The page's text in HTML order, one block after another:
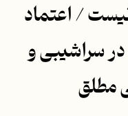
/ اعتماد
در سراشیبی و
مطلق